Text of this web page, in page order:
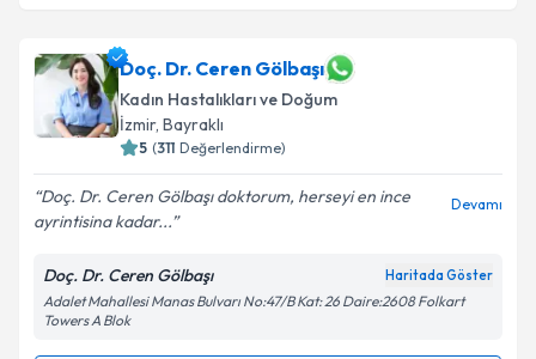
Doç. Dr. Ceren Gölbaşı
Kadın Hastalıkları ve Doğum
İzmir, Bayraklı
5 (311 Değerlendirme)
Doç. Dr. Ceren Gölbaşı doktorum, herseyi en ince
ayrintisina kadar...
Devamı
Doç. Dr. Ceren Gölbaşı Haritada Göster
Adalet Mahallesi Manas Bulvarı No:47/B Kat: 26 Daire:2608 Folkart
Towers A Blok